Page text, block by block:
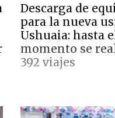
Descarga de
para la nueva
Ushuaia: hasta
momento se
392 viajes